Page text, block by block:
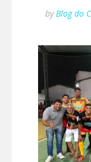
by Blog do